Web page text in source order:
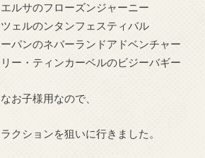
サのフローズンジャーニー
ルのンタンフェスティバル
ンのネバーランドアドベンチャー
・ティンカーベルのビジーバギー
お子様用なので、
クションを狙いに行きました。